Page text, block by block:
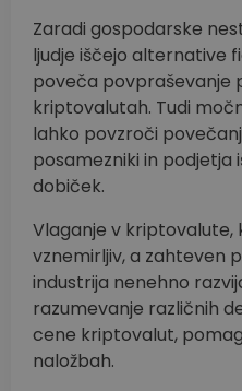
Zaradi gospodarske
ljudje iščejo alternative
poveča povpraševanje
kriptovalutah. Tudi
lahko povzroči
posamezniki in podjetja
dobiček.
Vlaganje v kriptovalute,
vznemirljiv, a zahteven
industrija nenehno
razumevanje različnih
cene kriptovalut,
naložbah.